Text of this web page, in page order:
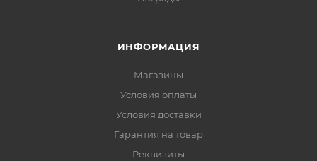
ИНФОРМАЦИЯ
Магазины
Условия оплаты
Условия доставки
Гарантия на товар
Реквизиты